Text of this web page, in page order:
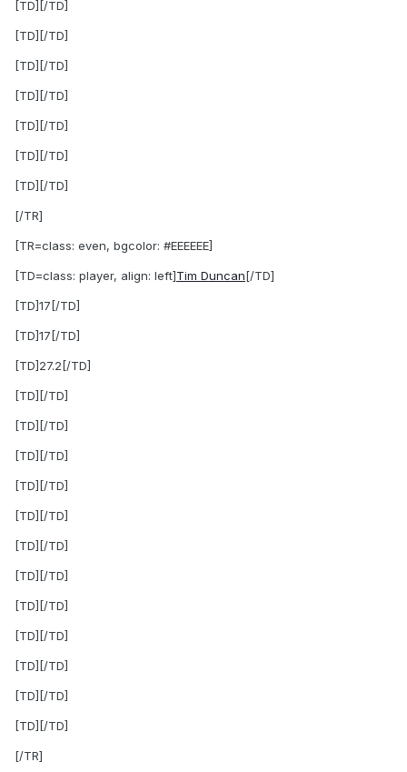
[TD][/TD]
[TD][/TD]
[TD][/TD]
[TD][/TD]
[TD][/TD]
[TD][/TD]
[TD][/TD]
[/TR]
[TR=class: even, bgcolor: #EEEEEE]
[TD=class: player, align: left]Tim Duncan[/TD]
[TD]17[/TD]
[TD]17[/TD]
[TD]27.2[/TD]
[TD][/TD]
[TD][/TD]
[TD][/TD]
[TD][/TD]
[TD][/TD]
[TD][/TD]
[TD][/TD]
[TD][/TD]
[TD][/TD]
[TD][/TD]
[TD][/TD]
[TD][/TD]
[/TR]